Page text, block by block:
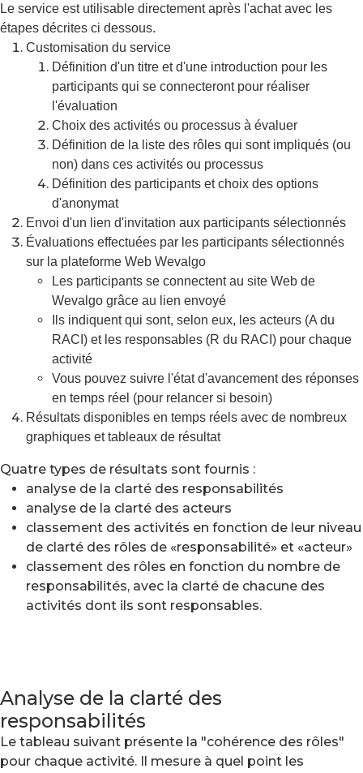
Le service est utilisable directement après l'achat avec les
étapes décrites ci dessous.
Customisation du service
Définition d'un titre et d'une introduction pour les
participants qui se connecteront pour réaliser
l'évaluation
Choix des activités ou processus à évaluer
Définition de la liste des rôles qui sont impliqués (ou
non) dans ces activités ou processus
Définition des participants et choix des options
d'anonymat
Envoi d'un lien d'invitation aux participants sélectionnés
Évaluations effectuées par les participants sélectionnés
sur la plateforme Web Wevalgo
Les participants se connectent au site Web de
Wevalgo grâce au lien envoyé
Ils indiquent qui sont, selon eux, les acteurs (A du
RACI) et les responsables (R du RACI) pour chaque
activité
Vous pouvez suivre l'état d'avancement des réponses
en temps réel (pour relancer si besoin)
Résultats disponibles en temps réels avec de nombreux
graphiques et tableaux de résultat
Quatre types de résultats sont fournis :
analyse de la clarté des responsabilités
analyse de la clarté des acteurs
classement des activités en fonction de leur niveau
de clarté des rôles de «responsabilité» et «acteur»
classement des rôles en fonction du nombre de
responsabilités, avec la clarté de chacune des
activités dont ils sont responsables.
Analyse de la clarté des
responsabilités
Le tableau suivant présente la "cohérence des rôles"
pour chaque activité. Il mesure à quel point les